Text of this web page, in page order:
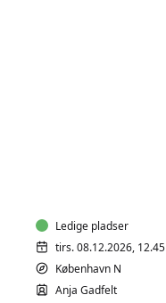
Ledige pladser
tirs. 08.12.2026, 12.45
København N
Anja Gadfelt